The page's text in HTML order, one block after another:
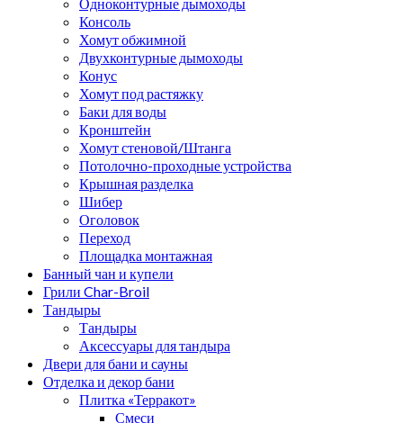
Консоль
Хомут обжимной
Двухконтурные дымоходы
Конус
Хомут под растяжку
Баки для воды
Кронштейн
Хомут стеновой/Штанга
Потолочно-проходные устройства
Крышная разделка
Шибер
Оголовок
Переход
Площадка монтажная
Банный чан и купели
Грили Char-Broil
Тандыры
Тандыры
Аксессуары для тандыра
Двери для бани и сауны
Отделка и декор бани
Плитка «Терракот»
Смеси